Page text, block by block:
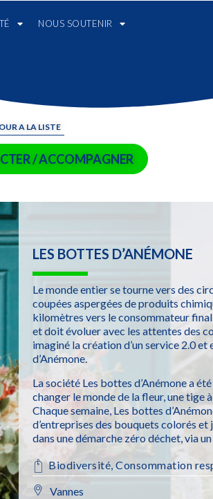
NOUS SOUTENIR
A LA LISTE
/ ACCOMPAGNER
LES BOTTES D’ANÉMONE
Le monde entier se tourne vers des
coupées aspergées de produits
kilomètres vers le consommateur
et doit évoluer avec les attentes des
imaginé la création d’un service 2.0
d’Anémone.
La société Les bottes d’Anémone a
changer le monde de la fleur, une tige
Chaque semaine, Les bottes
d’entreprises des bouquets colorés
dans une démarche zéro déchet, via
Biodiversité,Consommation
Vannes